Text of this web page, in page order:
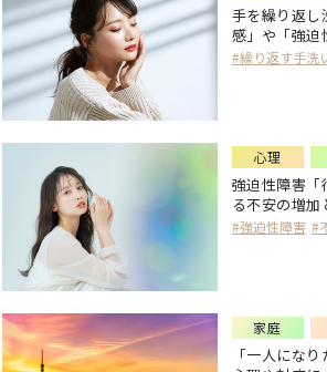
手を繰り返し
感」や「強迫
#繰り返す手洗
心理
強迫性障害「
る不安の増加
#強迫性障害 #
家庭
「一人にな